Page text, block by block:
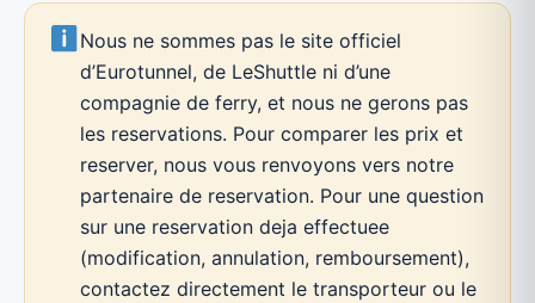
Nous ne sommes pas le site officiel
d’Eurotunnel, de LeShuttle ni d’une
compagnie de ferry, et nous ne gerons pas
les reservations. Pour comparer les prix et
reserver, nous vous renvoyons vers notre
partenaire de reservation. Pour une question
sur une reservation deja effectuee
(modification, annulation, remboursement),
contactez directement le transporteur ou le